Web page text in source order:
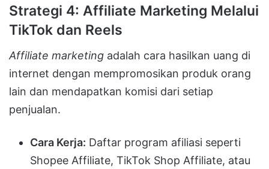
Strategi 4: Affiliate Marketing Melalui
TikTok dan Reels
Affiliate marketing adalah cara hasilkan uang di
internet dengan mempromosikan produk orang
lain dan mendapatkan komisi dari setiap
penjualan.
Cara Kerja: Daftar program afiliasi seperti
Shopee Affiliate, TikTok Shop Affiliate, atau